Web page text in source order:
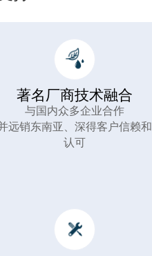
著名厂商技术融合
与国内众多企业合作
远销东南亚、深得客户信赖和
认可